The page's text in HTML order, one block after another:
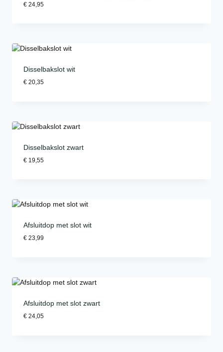
€ 24,95
Disselbakslot wit
€ 20,35
Disselbakslot zwart
€ 19,55
Afsluitdop met slot wit
€ 23,99
Afsluitdop met slot zwart
€ 24,05